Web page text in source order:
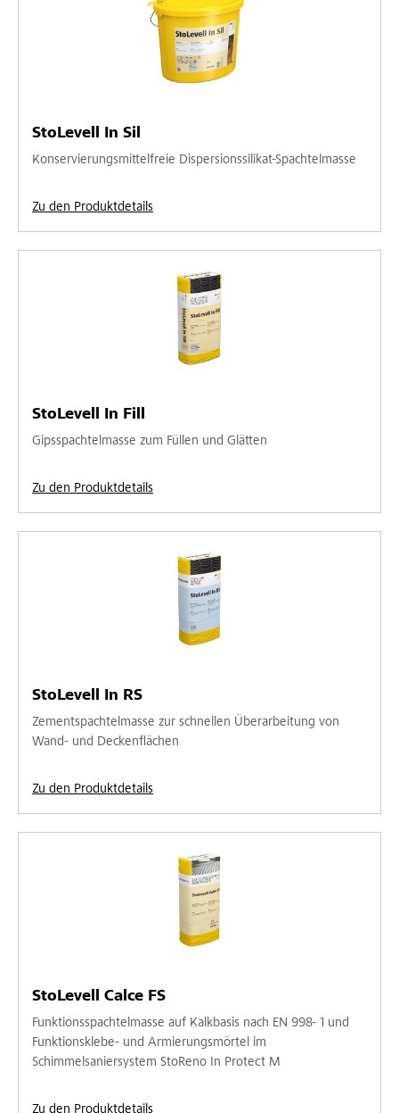
StoLevell In Sil
Konservierungsmittelfreie Dispersionssilikat-Spachtelmasse
Zu den Produktdetails
StoLevell In Fill
Gipsspachtelmasse zum Füllen und Glätten
Zu den Produktdetails
StoLevell In RS
Zementspachtelmasse zur schnellen Überarbeitung von
Wand- und Deckenflächen
Zu den Produktdetails
StoLevell Calce FS
Funktionsspachtelmasse auf Kalkbasis nach EN 998- 1 und
Funktionsklebe- und Armierungsmörtel im
Schimmelsaniersystem StoReno In Protect M
Zu den Produktdetails